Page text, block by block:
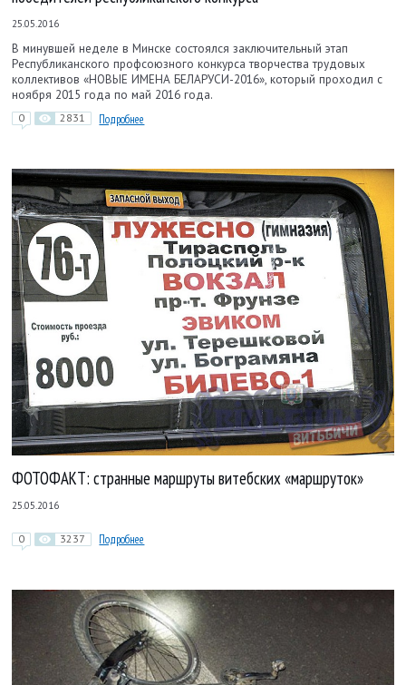
25.05.2016
В минувшей неделе в Минске состоялся заключительный этап
Республиканского профсоюзного конкурса творчества трудовых
коллективов «НОВЫЕ ИМЕНА БЕЛАРУСИ-2016», который проходил с
ноября 2015 года по май 2016 года.
0 2831 Подробнее
ФОТОФАКТ: странные маршруты витебских «маршруток»
25.05.2016
0 3237 Подробнее